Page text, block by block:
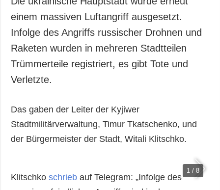
Gesellschaft und
Kultur
Sport
Kriminalität
Notstand und
Notfälle
Veröffentlichungen
Interview
Fotos
Abonnement
Fotobank
einem massiven Luftangriff ausgesetzt.
Infolge des Angriffs russischer Drohnen und
Raketen wurden in mehreren Stadtteilen
Trümmerteile registriert, es gibt Tote und
Verletzte.
Das gaben der Leiter der Kyjiwer
Stadtmilitärverwaltung, Timur Tkatschenko, und
der Bürgermeister der Stadt, Witali Klitschko.
1 / 8
Klitschkoschrieb auf Telegram: „Infolge des